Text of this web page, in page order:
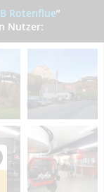
Rotenflue”
Nutzer: